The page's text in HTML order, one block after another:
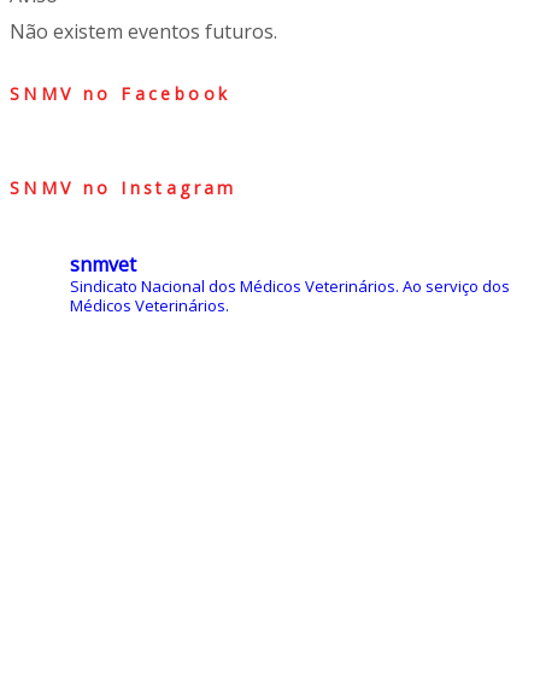
Não existem eventos futuros.
SNMV no Facebook
SNMV no Instagram
snmvet
Sindicato Nacional dos Médicos Veterinários. Ao serviço dos
Médicos Veterinários.